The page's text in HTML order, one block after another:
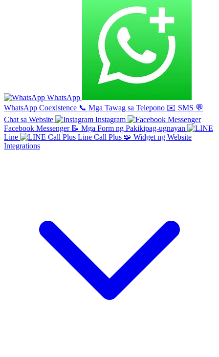
WhatsApp
WhatsApp Coexistence 📞 Mga Tawag sa Telepono ✉️ SMS 💬
Chat sa Website
Instagram
Facebook Messenger 📝 Mga Form ng Pakikipag-ugnayan
Line
Line Call Plus 🧩 Widget ng Website
Integrations